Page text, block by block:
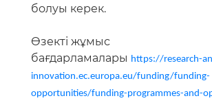
болуы керек.
Өзекті жұмыс
бағдарламалары https://research-
innovation.ec.europa.eu/funding/funding-
opportunities/funding-programmes-and-